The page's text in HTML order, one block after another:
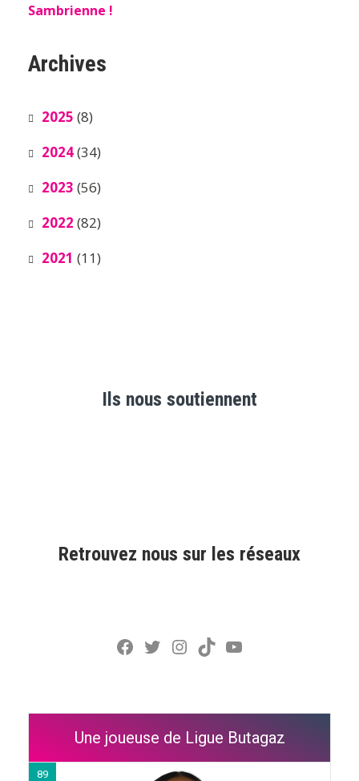
Sambrienne !
Archives
2025 (8)
2024(34)
2023 (56)
2022 (82)
2021 (11)
Ils nous soutiennent
Retrouvez nous sur les réseaux
Facebook
Twitter
Instagram
TikTokYouTube
Une joueuse de Ligue Butagaz
89